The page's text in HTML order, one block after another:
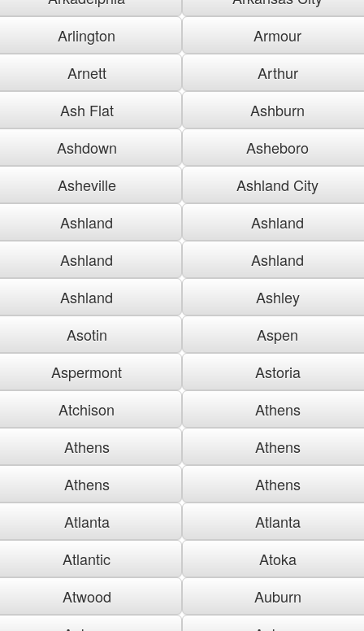
Arlington
Armour
Arnett
Arthur
Ash Flat
Ashburn
Ashdown
Asheboro
Asheville
Ashland City
Ashland
Ashland
Ashland
Ashland
Ashland
Ashley
Asotin
Aspen
Aspermont
Astoria
Atchison
Athens
Athens
Athens
Athens
Athens
Atlanta
Atlanta
Atlantic
Atoka
Atwood
Auburn